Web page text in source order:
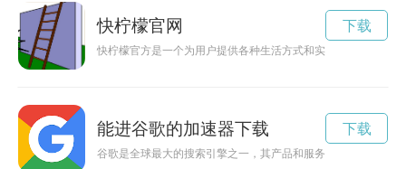
快柠檬官网
快柠檬官方是一个为用户提供各种生活方式和实用信息的平台
下载
能进谷歌的加速器下载
谷歌是全球最大的搜索引擎之一，其产品和服务遍布全球。那
下载